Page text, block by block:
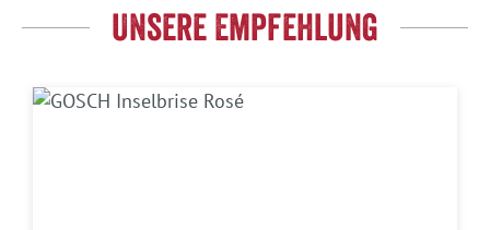
Unsere Empfehlung
Produktgalerie überspringen